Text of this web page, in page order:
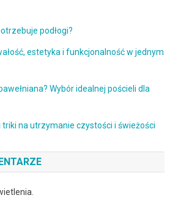
podłogi?
estetyka i funkcjonalność w jednym
Wybór idealnej pościeli dla
triki na utrzymanie czystości i świeżości